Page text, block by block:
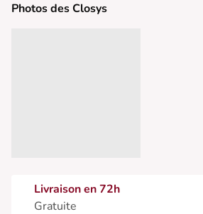
Photos des Closys
Livraison en 72h
Gratuite